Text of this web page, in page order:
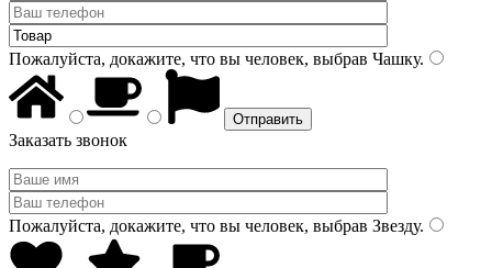
Пожалуйста, докажите, что вы человек, выбрав Чашку.
Заказать звонок
Пожалуйста, докажите, что вы человек, выбрав Звезду.